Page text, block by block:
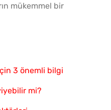
mükemmel bir
3 önemli bilgi
mi?